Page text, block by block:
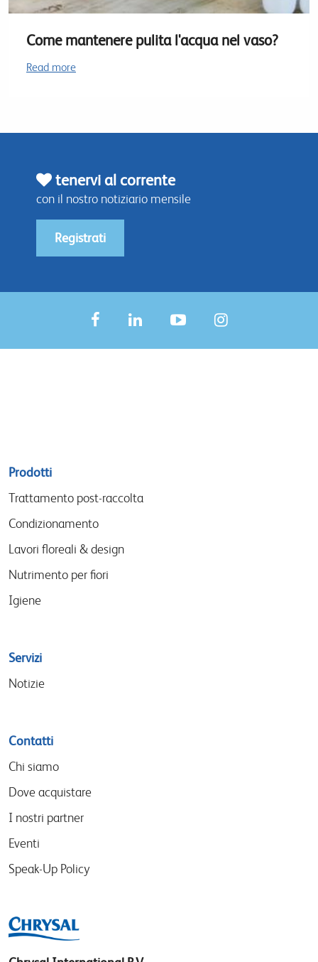
Come mantenere pulita l'acqua nel vaso?
Read more
tenervi al corrente
con il nostro notiziario mensile
Registrati
Sitemap
menu
Prodotti
Trattamento post-raccolta
Condizionamento
Lavori floreali & design
Nutrimento per fiori
Igiene
Servizi
Notizie
Contatti
Chi siamo
Dove acquistare
I nostri partner
Eventi
Speak-Up Policy